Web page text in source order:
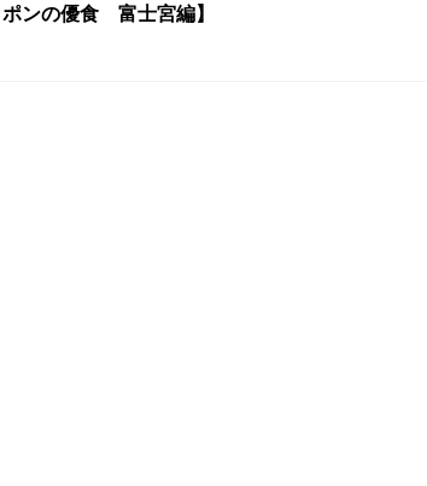
ンの優食 富士宮編】